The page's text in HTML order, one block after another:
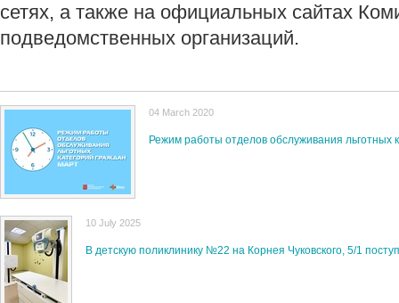
сетях, а также на официальных сайтах
подведомственных организаций.
04 March 2020
Режим работы отделов обслуживания льготных
10 July 2025
В детскую поликлинику №22 на Корнея Чуковского, 5/1